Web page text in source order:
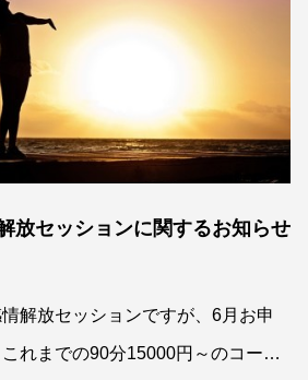
放セッションに関するお知らせ
解放セッションですが、6月お申
れまでの90分15000円～のコース